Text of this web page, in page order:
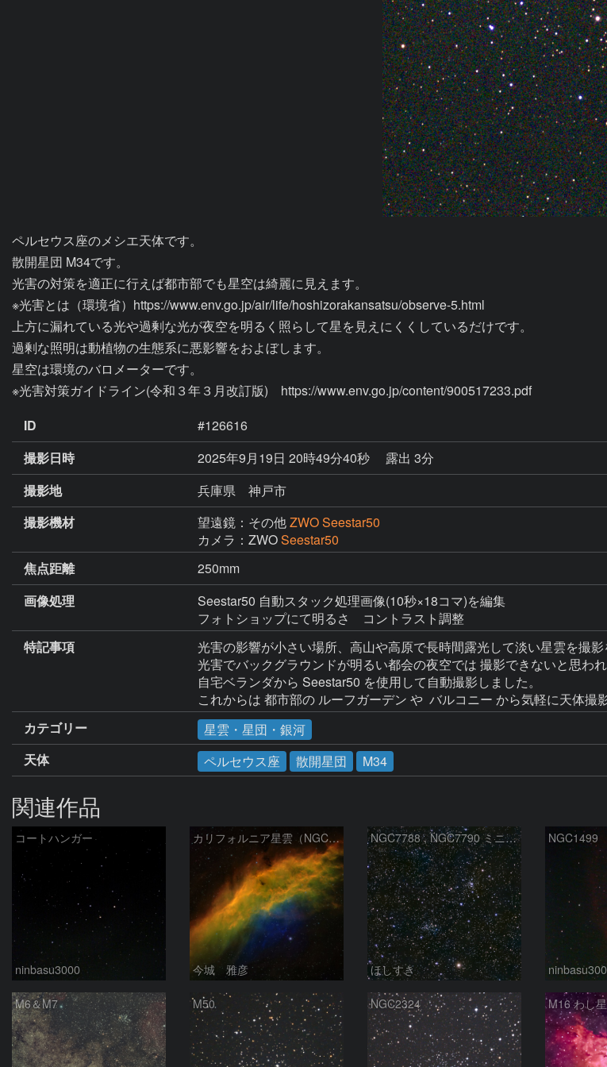
ペルセウス座のメシエ天体です。
散開星団 M34です。
光害の対策を適正に行えば都市部でも星空は綺麗に見えます。
※光害とは（環境省）https://www.env.go.jp/air/life/hoshizorakansatsu/observe-5.html
上方に漏れている光や過剰な光が夜空を明るく照らして星を見えにくくしているだけです。
過剰な照明は動植物の生態系に悪影響をおよぼします。
星空は環境のバロメーターです。
ID
#126616
撮影日時
2025年9月19日 20時49分40秒
露出 3分
撮影地
兵庫県 神戸市
撮影機材
望遠鏡：その他ZWO Seestar50
カメラ：ZWOSeestar50
焦点距離
250mm
画像処理
Seestar50 自動スタック処理画像(10秒×18コマ)を編集
特記事項
光害の影響が小さい場所、高山や高原で長時間露光して淡い星雲を撮影
光害でバックグラウンドが明るい都会の夜空では 撮影できないと思わ
自宅ベランダから Seestar50 を使用して自動撮影しました。
カテゴリー
星雲・星団・銀河
天体
ペルセウス座 散開星団 M34
関連作品
コートハンガー
ninbasu3000
カリフォルニア星雲（NGC 1499）
今城 雅彦
NGC7788 , NGC7790 ミニ二重星団
ほしすき
M6＆M7 M50 NGC2324 M16 わし